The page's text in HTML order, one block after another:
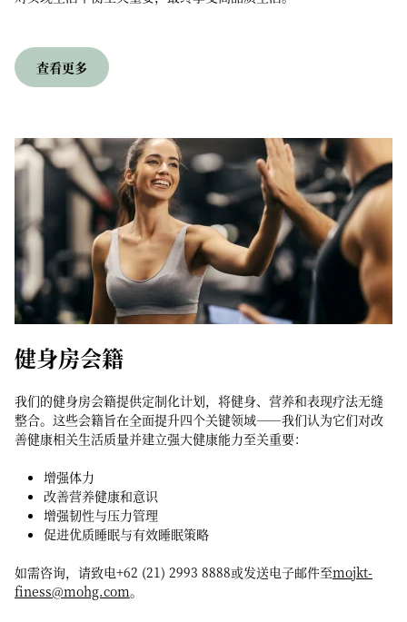
查看更多
健身房会籍
我们的健身房会籍提供定制化计划，将健身、营养和表现疗法无缝
整合。这些会籍旨在全面提升四个关键领域——我们认为它们对改
善健康相关生活质量并建立强大健康能力至关重要：
增强体力
改善营养健康和意识
增强韧性与压力管理
促进优质睡眠与有效睡眠策略
如需咨询，请致电+62 (21) 2993 8888或发送电子邮件至mojkt-
finess@mohg.com。